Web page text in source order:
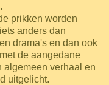
prikken worden
anders dan
drama's en dan ook
de aangedane
algemeen verhaal en
uitgelicht.